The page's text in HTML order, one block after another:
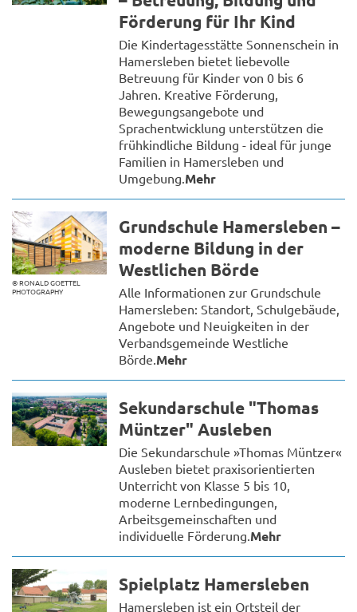
Förderung für Ihr Kind
Die Kindertagesstätte Sonnenschein in
Hamersleben bietet liebevolle
Betreuung für Kinder von 0 bis 6
Jahren. Kreative Förderung,
Bewegungsangebote und
Sprachentwicklung unterstützen die
frühkindliche Bildung - ideal für junge
Familien in Hamersleben und
Umgebung. Mehr
© RONALD GOETTEL
PHOTOGRAPHY
Grundschule Hamersleben –
moderne Bildung in der
Westlichen Börde
Alle Informationen zur Grundschule
Hamersleben: Standort, Schulgebäude,
Angebote und Neuigkeiten in der
Verbandsgemeinde Westliche
Börde. Mehr
Sekundarschule "Thomas
Müntzer" Ausleben
Die Sekundarschule »Thomas Müntzer«
Ausleben bietet praxisorientierten
Unterricht von Klasse 5 bis 10,
moderne Lernbedingungen,
Arbeitsgemeinschaften und
individuelle Förderung. Mehr
Spielplatz Hamersleben
Hamersleben ist ein Ortsteil der